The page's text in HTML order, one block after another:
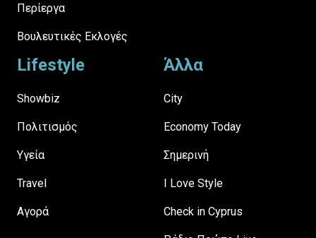
Περίεργα
Βουλευτικές Εκλογές
Lifestyle
Showbiz
Πολιτισμός
Υγεία
Travel
Αγορά
Άλλα
City
Economy Today
Σημερινή
I Love Style
Check in Cyprus